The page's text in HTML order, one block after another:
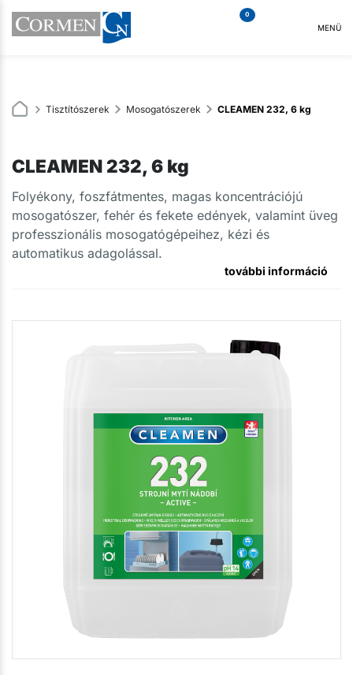
0
MENÜ
Tisztítószerek Mosogatószerek CLEAMEN 232, 6 kg
CLEAMEN 232, 6 kg
Folyékony, foszfátmentes, magas koncentrációjú
mosogatószer, fehér és fekete edények, valamint üveg
professzionális mosogatógépeihez, kézi és
automatikus adagolással.
további információ